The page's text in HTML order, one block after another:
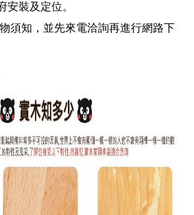
安裝及定位。
須知，並先來電洽詢再進行網路下